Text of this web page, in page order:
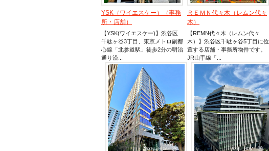
YSK（ワイエスケー）（事務
所・店舗）
【YSK(ワイエスケー)】渋谷区
千駄ヶ谷3丁目、東京メトロ副都
心線「北参道駅」徒歩2分の明治
通り沿...
ＲＥＭＮ代々木（レムン代々
木）
【REMN代々木（レムン代々
木）】渋谷区千駄ヶ谷5丁目に位
置する店舗・事務所物件です。
JR山手線「...